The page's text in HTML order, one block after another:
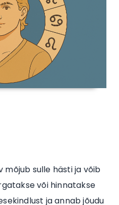
mõjub sulle hästi ja võib
või hinnatakse
ja annab jõudu